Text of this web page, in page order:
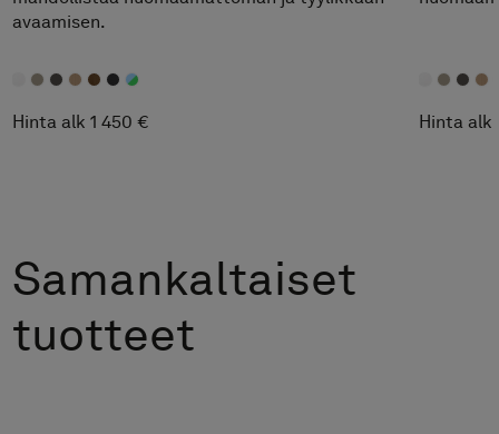
avaamisen.
Hinta alk 1 450 € Hinta alk
Samankaltaiset
tuotteet